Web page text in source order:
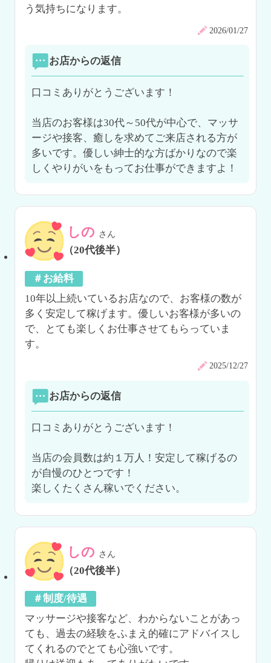
う気持ちになります。
2026/01/27
お店からの返信
口コミありがとうございます！
当店のお客様は30代～50代が中心で、マッサ
ージや接客、癒しを求めてご来店される方が
多いです。優しい紳士的な方ばかりなので楽
しくやりがいをもってお仕事ができますよ！
しの さん
（20代後半）
＃お給料
10年以上続いているお店なので、お客様の数が
多く安定して稼げます。優しいお客様が多いの
で、とても楽しくお仕事させてもらっていま
す。
2025/12/27
お店からの返信
口コミありがとうございます！
当店の会員数は約１万人！安定して稼げるの
が自慢のひとつです！
楽しくたくさん稼いでください。
しの さん
（20代後半）
＃制度/待遇
マッサージや接客など、わからないことがあっ
ても、過去の経験をふまえ的確にアドバイスし
てくれるのでとても心強いです。